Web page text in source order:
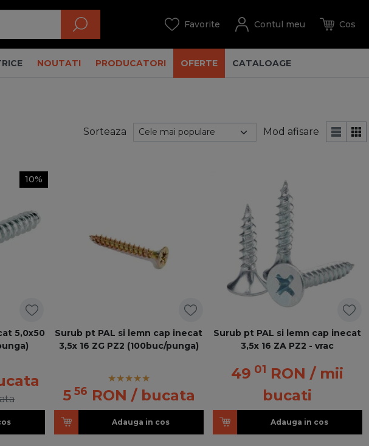
NOUTATI PRODUCATORI OFERTE CATALOAGE
Sorteaza Mod afisare
10%
5,0x50
Surub pt PAL si lemn cap inecat
3,5x 16 ZG PZ2 (100buc/punga)
5 56 RON / bucata
Adauga in cos
Surub pt PAL si lemn cap inecat
3,5x 16 ZA PZ2 - vrac
49 01 RON / mii
bucati
Adauga in cos